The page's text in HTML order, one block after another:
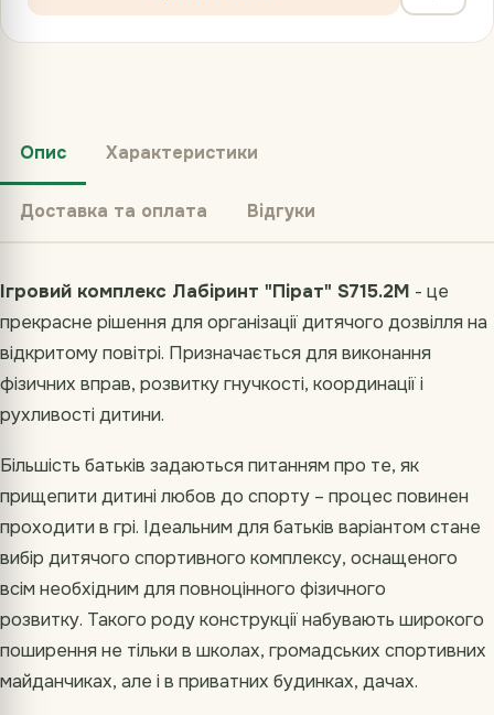
Опис Характеристики
Доставка та оплата Відгуки
Ігровий комплекс Лабіринт "Пірат" S715.2M - це
прекрасне рішення для організації дитячого дозвілля на
відкритому повітрі. Призначається для виконання
фізичних вправ, розвитку гнучкості, координації і
рухливості дитини.
Більшість батьків задаються питанням про те, як
прищепити дитині любов до спорту – процес повинен
проходити в грі. Ідеальним для батьків варіантом стане
вибір дитячого спортивного комплексу, оснащеного
всім необхідним для повноцінного фізичного
розвитку. Такого роду конструкції набувають широкого
поширення не тільки в школах, громадських спортивних
майданчиках, але і в приватних будинках, дачах.